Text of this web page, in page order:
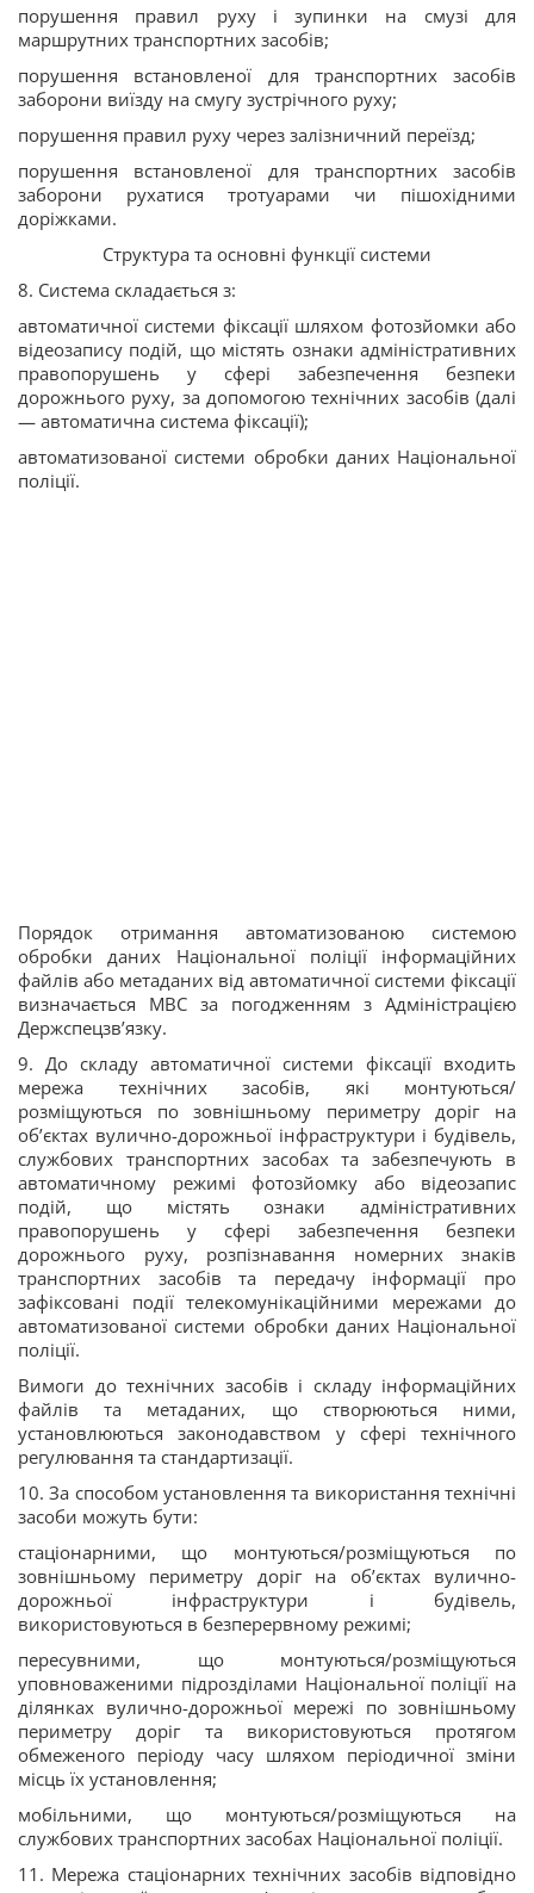
порушення правил руху і зупинки на смузі для
маршрутних транспортних засобів;
порушення встановленої для транспортних засобів
заборони виїзду на смугу зустрічного руху;
порушення правил руху через залізничний переїзд;
порушення встановленої для транспортних засобів
заборони рухатися тротуарами чи пішохідними
доріжками.
Структура та основні функції системи
8. Система складається з:
автоматичної системи фіксації шляхом фотозйомки або
відеозапису подій, що містять ознаки адміністративних
правопорушень у сфері забезпечення безпеки
дорожнього руху, за допомогою технічних засобів (далі
— автоматична система фіксації);
автоматизованої системи обробки даних Національної
поліції.
Порядок отримання автоматизованою системою
обробки даних Національної поліції інформаційних
файлів або метаданих від автоматичної системи фіксації
визначається МВС за погодженням з Адміністрацією
Держспецзв’язку.
9. До складу автоматичної системи фіксації входить
мережа технічних засобів, які монтуються/
розміщуються по зовнішньому периметру доріг на
об’єктах вулично-дорожньої інфраструктури і будівель,
службових транспортних засобах та забезпечують в
автоматичному режимі фотозйомку або відеозапис
подій, що містять ознаки адміністративних
правопорушень у сфері забезпечення безпеки
дорожнього руху, розпізнавання номерних знаків
транспортних засобів та передачу інформації про
зафіксовані події телекомунікаційними мережами до
автоматизованої системи обробки даних Національної
поліції.
Вимоги до технічних засобів і складу інформаційних
файлів та метаданих, що створюються ними,
установлюються законодавством у сфері технічного
регулювання та стандартизації.
10. За способом установлення та використання технічні
засоби можуть бути:
стаціонарними, що монтуються/розміщуються по
зовнішньому периметру доріг на об’єктах вулично-
дорожньої інфраструктури і будівель,
використовуються в безперервному режимі;
пересувними, що монтуються/розміщуються
уповноваженими підрозділами Національної поліції на
ділянках вулично-дорожньої мережі по зовнішньому
периметру доріг та використовуються протягом
обмеженого періоду часу шляхом періодичної зміни
місць їх установлення;
мобільними, що монтуються/розміщуються на
службових транспортних засобах Національної поліції.
11. Мережа стаціонарних технічних засобів відповідно